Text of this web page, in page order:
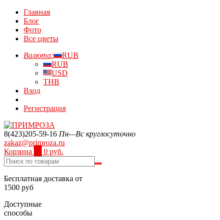
Главная
Блог
Фото
Все цветы
Валюта:
RUB
RUB
USD
THB
Вход
Регистрация
8(423)205-59-16 Пн—Вс круглосуточно
zakaz@primroza.ru
Корзина
0 руб.
Бесплатная доставка от
1500 руб
Доступные
способы